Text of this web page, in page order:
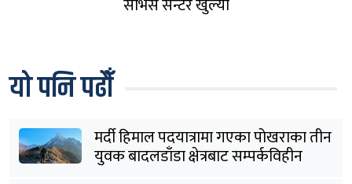
सर्भिस सेन्टर खुल्यो
यो पनि पढौँ
मर्दी हिमाल पदयात्रामा गएका पोखराका तीन
युवक बादलडाँडा क्षेत्रबाट सम्पर्कविहीन